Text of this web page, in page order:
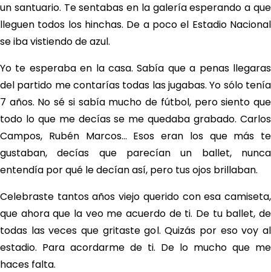
un santuario. Te sentabas en la galería esperando a que
lleguen todos los hinchas. De a poco el Estadio Nacional
se iba vistiendo de azul.
Yo te esperaba en la casa. Sabía que a penas llegaras
del partido me contarías todas las jugabas. Yo sólo tenía
7 años. No sé si sabía mucho de fútbol, pero siento que
todo lo que me decías se me quedaba grabado. Carlos
Campos, Rubén Marcos… Esos eran los que más te
gustaban, decías que parecían un ballet, nunca
entendía por qué le decían así, pero tus ojos brillaban.
Celebraste tantos años viejo querido con esa camiseta,
que ahora que la veo me acuerdo de ti. De tu ballet, de
todas las veces que gritaste gol. Quizás por eso voy al
estadio. Para acordarme de ti. De lo mucho que me
haces falta.